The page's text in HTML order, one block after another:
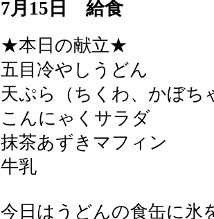
7月15日 給食
★本日の献立★
五目冷やしうどん
天ぷら（ちくわ、かぼち
こんにゃくサラダ
抹茶あずきマフィン
牛乳
今日はうどんの食缶に氷